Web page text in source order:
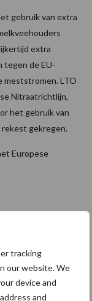
tracking
our website. We
device and
and
gebruik van extra
extra
tegen de EU-
meststromen. LTO
Nitraatrichtlijn,
het gebruik van
gekregen.
Europese